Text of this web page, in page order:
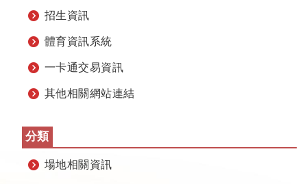
招生資訊
體育資訊系統
一卡通交易資訊
其他相關網站連結
分類
場地相關資訊